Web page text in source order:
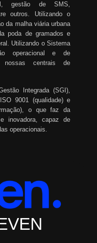
gestão de SMS,
outros. Utilizando o
da malha viária urbana
poda de gramados e
Utilizando o Sistema
operacional e de
centrais de
Integrada (SGI),
9001 (qualidade) e
o que faz da
inovadora, capaz de
operacionais.